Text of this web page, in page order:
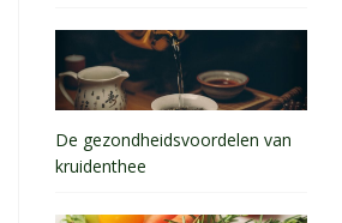
De gezondheidsvoordelen van
kruidenthee